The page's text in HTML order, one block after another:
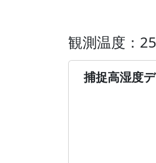
観測温度：
捕捉高湿度